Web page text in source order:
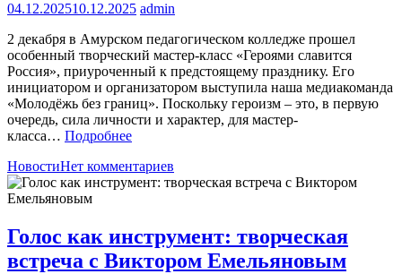
04.12.202510.12.2025 admin
2 декабря в Амурском педагогическом колледже прошел
особенный творческий мастер-класс «Героями славится
Россия», приуроченный к предстоящему празднику. Его
инициатором и организатором выступила наша медиакоманда
«Молодёжь без границ». Поскольку героизм – это, в первую
очередь, сила личности и характер, для мастер-
класса… Подробнее
НовостиНет комментариев
Голос как инструмент: творческая
встреча с Виктором Емельяновым